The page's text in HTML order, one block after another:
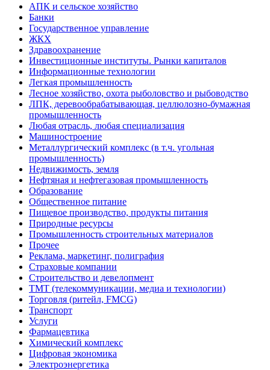
АПК и сельское хозяйство
Банки
Государственное управление
ЖКХ
Здравоохранение
Инвестиционные институты. Рынки капиталов
Информационные технологии
Легкая промышленность
Лесное хозяйство, охота рыболовство и рыбоводство
ЛПК, деревообрабатывающая, целлюлозно-бумажная
промышленность
Любая отрасль, любая специализация
Машиностроение
Металлургический комплекс (в т.ч. угольная
промышленность)
Недвижимость, земля
Нефтяная и нефтегазовая промышленность
Образование
Общественное питание
Пищевое производство, продукты питания
Природные ресурсы
Промышленность строительных материалов
Прочее
Реклама, маркетинг, полиграфия
Страховые компании
Строительство и девелопмент
ТМТ (телекоммуникации, медиа и технологии)
Торговля (ритейл, FMCG)
Транспорт
Услуги
Фармацевтика
Химический комплекс
Цифровая экономика
Электроэнергетика